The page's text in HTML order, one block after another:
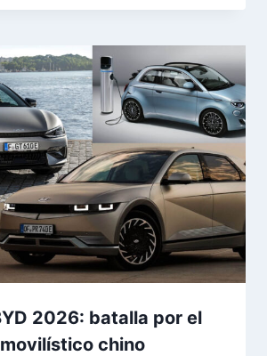
2026: batalla por el
chino